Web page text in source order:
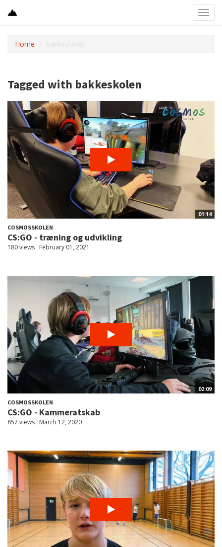
Home bakkeskolen
Tagged with bakkeskolen
01:14
COSMOSSKOLEN
CS:GO - træning og udvikling
180 views February 01, 2021
02:09
COSMOSSKOLEN
CS:GO - Kammeratskab
857 views March 12, 2020